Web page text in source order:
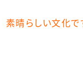
素晴らしい文化で